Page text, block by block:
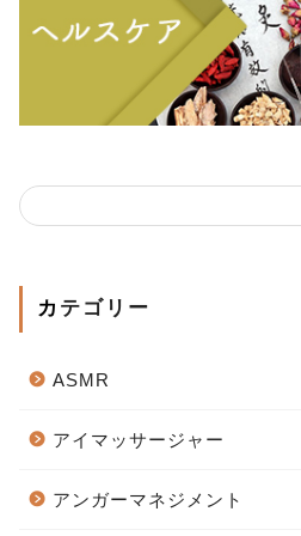
カテゴリー
ASMR
アイマッサージャー
アンガーマネジメント